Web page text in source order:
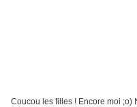
Coucou les filles ! Encore moi ;o)